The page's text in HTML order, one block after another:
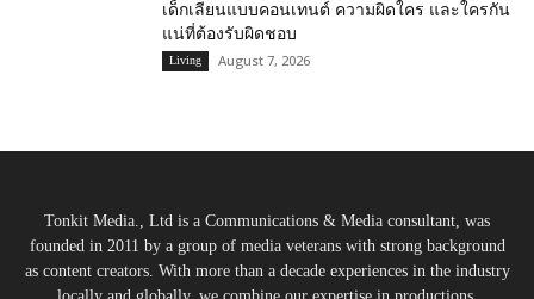
เด็กเลียนแบบคอนเทนต์ ความผิดใคร และใครกัน
แน่ที่ต้องรับผิดชอบ
Living August 7, 2026
Tonkit Media., Ltd is a Communications & Media consultant, was
founded in 2011 by a group of media veterans with strong background
as content creators. With more than a decade experiences in the industry